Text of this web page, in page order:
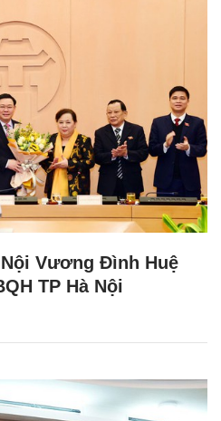
Vương Đình Huệ
TP Hà Nội